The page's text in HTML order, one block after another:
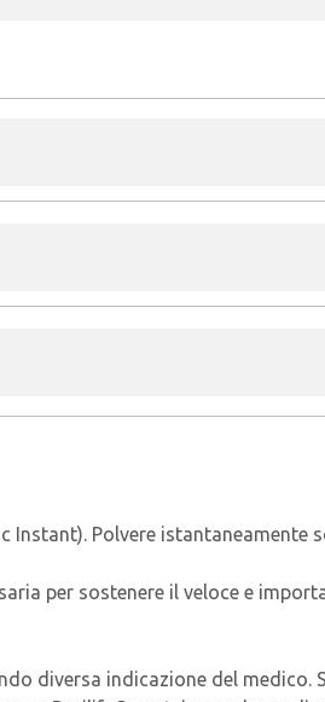
Polvere istantaneamente
per sostenere il veloce e
diversa indicazione del medico.